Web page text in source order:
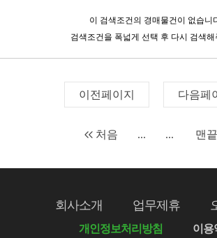
이 검색조건의 경매물건이 없습니
검색조건을 폭넓게 선택 후 다시 검색해
이전페이지 다음페
처음 ... ... 맨끝
회사소개 업무제휴
개인정보처리방침 이용